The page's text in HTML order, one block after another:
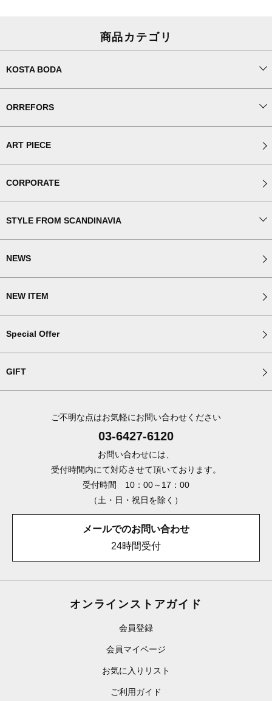
商品カテゴリ
KOSTA BODA
ORREFORS
ART PIECE
CORPORATE
STYLE FROM SCANDINAVIA
NEWS
NEW ITEM
Special Offer
GIFT
ご不明な点はお気軽にお問い合わせください
03-6427-6120
お問い合わせには、
受付時間内にて対応させて頂いております。
受付時間 10：00～17：00
（土・日・祝日を除く）
メールでのお問い合わせ
24時間受付
オンラインストアガイド
会員登録
会員マイページ
お気に入りリスト
ご利用ガイド